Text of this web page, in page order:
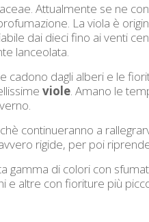
Attualmente se ne
La viola è
dai dieci fino ai venti
lanceolata.
cadono dagli alberi e le
viole. Amano le
continueranno a
rigide, per poi
di colori con
e altre con fioriture più